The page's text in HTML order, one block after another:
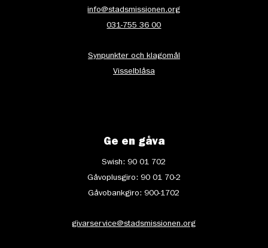
info@stadsmissionen.org
031-755 36 00
Synpunkter och klagomål
Visselblåsa
Ge en gåva
Swish: 90 01 702
Gåvoplusgiro: 90 01 70-2
Gåvobankgiro: 900-1702
givarservice@stadsmissionen.org